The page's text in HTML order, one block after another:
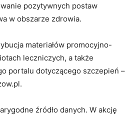
pozytywnych postaw
w obszarze zdrowia.
materiałów promocyjno-
leczniczych, a także
portalu dotyczącego szczepień –
źródło danych. W akcję